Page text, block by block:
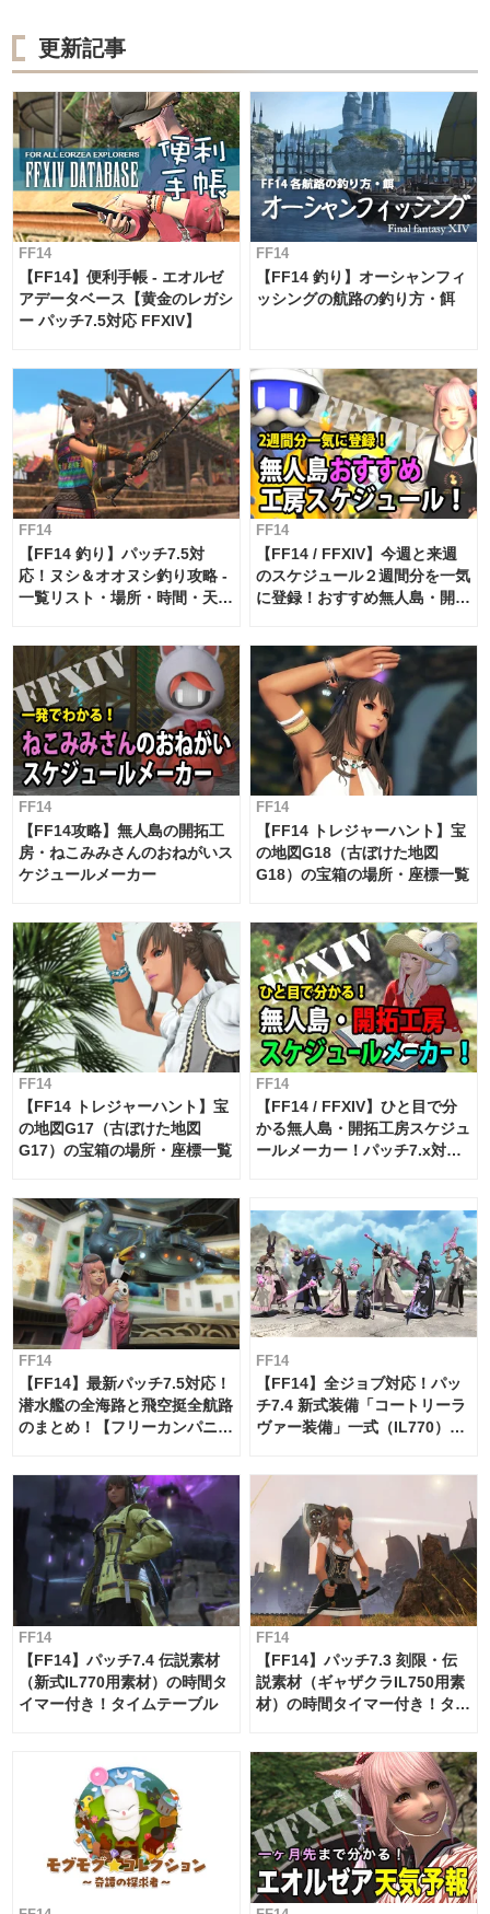
更新記事
FF14
【FF14】便利手帳 - エオルゼ
アデータベース【黄金のレガシ
ー パッチ7.5対応 FFXIV】
FF14
【FF14 釣り】オーシャンフィ
ッシングの航路の釣り方・餌
FF14
【FF14 釣り】パッチ7.5対
応！ヌシ＆オオヌシ釣り攻略 -
一覧リスト・場所・時間・天
FF14
【FF14 / FFXIV】今週と来週
のスケジュール２週間分を一気
に登録！おすすめ無人島・開拓
FF14
【FF14攻略】無人島の開拓工
房・ねこみみさんのおねがいス
ケジュールメーカー
FF14
【FF14 トレジャーハント】宝
の地図G18（古ぼけた地図
G18）の宝箱の場所・座標一覧
FF14
【FF14 トレジャーハント】宝
の地図G17（古ぼけた地図
G17）の宝箱の場所・座標一覧
FF14
【FF14 / FFXIV】ひと目で分
かる無人島・開拓工房スケジュ
ールメーカー！パッチ7.x対応
FF14
【FF14】最新パッチ7.5対応！
潜水艦の全海路と飛空挺全航路
のまとめ！【フリーカンパニ
FF14
【FF14】全ジョブ対応！パッ
チ7.4 新式装備「コートリーラ
ヴァー装備」一式（IL770）の
FF14
【FF14】パッチ7.4 伝説素材
（新式IL770用素材）の時間タ
イマー付き！タイムテーブル
FF14
【FF14】パッチ7.3 刻限・伝
説素材（ギャザクラIL750用素
材）の時間タイマー付き！タイ